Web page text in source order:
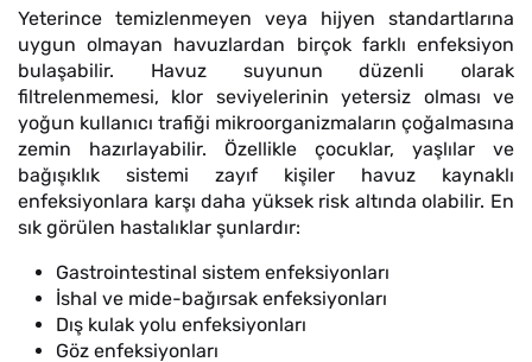
Yeterince temizlenmeyen veya hijyen standartlarına
uygun olmayan havuzlardan birçok farklı enfeksiyon
bulaşabilir. Havuz suyunun düzenli olarak
filtrelenmemesi, klor seviyelerinin yetersiz olması ve
yoğun kullanıcı trafiği mikroorganizmaların çoğalmasına
zemin hazırlayabilir. Özellikle çocuklar, yaşlılar ve
bağışıklık sistemi zayıf kişiler havuz kaynaklı
enfeksiyonlara karşı daha yüksek risk altında olabilir. En
sık görülen hastalıklar şunlardır:
Gastrointestinal sistem enfeksiyonları
İshal ve mide-bağırsak enfeksiyonları
Dış kulak yolu enfeksiyonları
Göz enfeksiyonları